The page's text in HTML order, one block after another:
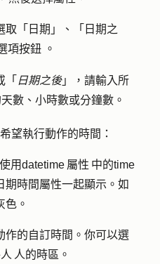
取「 日期 」、「 日期之
項按鈕 。
「 日期之後」，請輸入所
數、小時數或分鐘數。
望執行動作的時間：
使用datetime 屬性 中的time
期時間屬性一起顯示。如
色。
作的自訂時間。你可以選
人的時區。